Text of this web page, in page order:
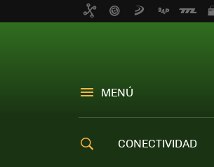
MENÚ
CONECTIVIDAD